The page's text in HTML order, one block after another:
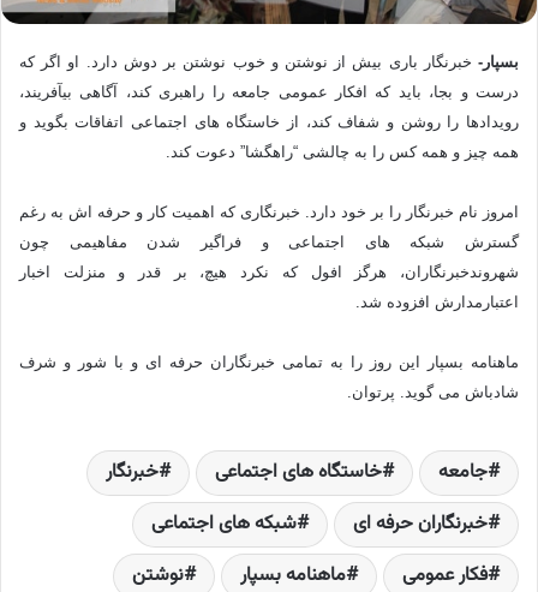
بسپار- خبرنگار باری بیش از نوشتن و خوب نوشتن بر دوش دارد. او اگر که
درست و بجا، باید که افکار عمومی جامعه را راهبری کند، آگاهی بیآفریند،
رویدادها را روشن و شفاف کند، از خاستگاه های اجتماعی اتفاقات بگوید و
همه چیز و همه کس را به چالشی “راهگشا” دعوت کند.
امروز نام خبرنگار را بر خود دارد. خبرنگاری که اهمیت کار و حرفه اش به رغم
گسترش شبکه های اجتماعی و فراگیر شدن مفاهیمی چون
شهروندخبرنگاران، هرگز افول که نکرد هیچ، بر قدر و منزلت اخبار
اعتبارمدارش افزوده شد.
ماهنامه بسپار این روز را به تمامی خبرنگاران حرفه ای و با شور و شرف
شادباش می گوید. پرتوان.
جامعه خاستگاه های اجتماعی
خبرنگار
خبرنگاران حرفه ای
شبکه ها‌ی اجتماعی
فکار عمومی
ماهنامه بسپار نوشتن